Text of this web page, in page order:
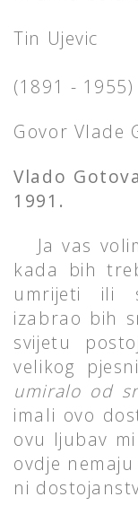
Tin Ujevic
(1891 - 1955)
Govor Vlade
Vlado
1991.
Ja vas
kada bih
umrijeti ili
izabrao bih
svijetu
velikog
umiralo od
imali ovo
ovu ljubav
ovdje
ni